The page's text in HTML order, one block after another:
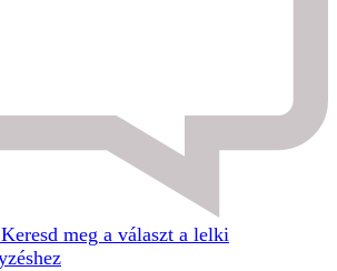
Keresd meg a választ a lelki